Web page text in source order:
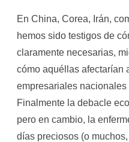
En China, Corea, Irán,
hemos sido testigos de
claramente necesarias,
cómo aquéllas afectarían
empresariales nacionales
Finalmente la debacle
pero en cambio, la
días preciosos (o